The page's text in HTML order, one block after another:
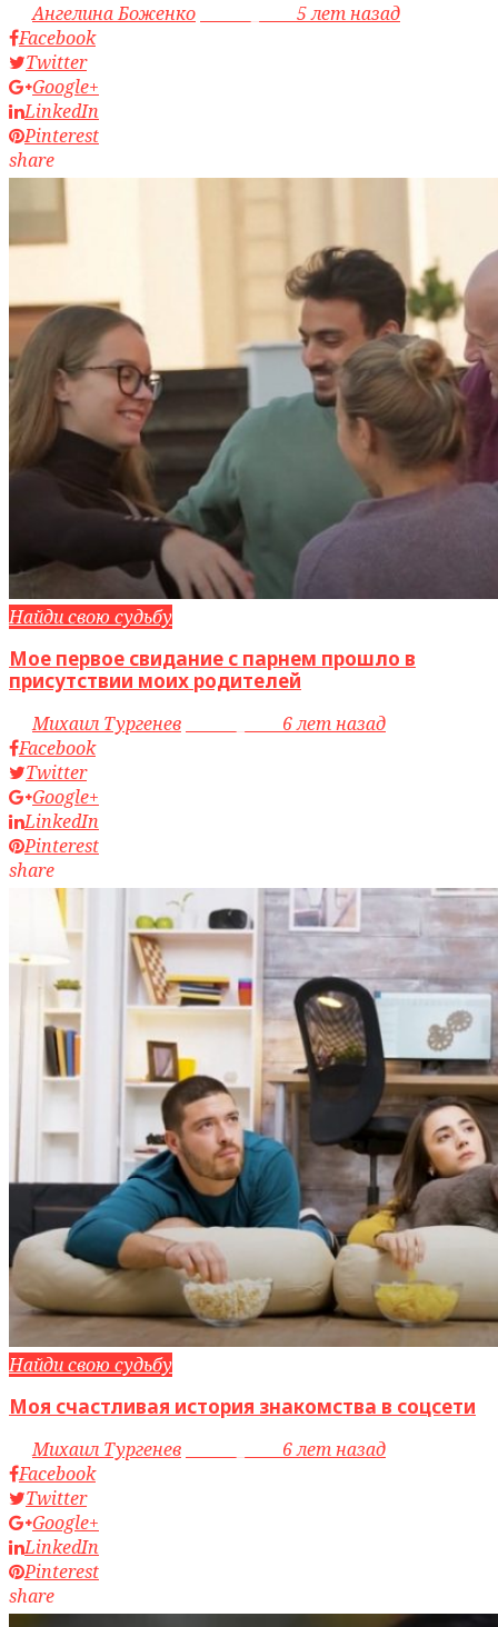
byАнгелина Боженко
5 лет назад
Facebook
Twitter
Google+
LinkedIn
Pinterest
share
Найди свою судьбу
Мое первое свидание с парнем прошло в
присутствии моих родителей
byМихаил Тургенев
6 лет назад
Facebook
Twitter
Google+
LinkedIn
Pinterest
share
Найди свою судьбу
Моя счастливая история знакомства в соцсети
byМихаил Тургенев
6 лет назад
Facebook
Twitter
Google+
LinkedIn
Pinterest
share